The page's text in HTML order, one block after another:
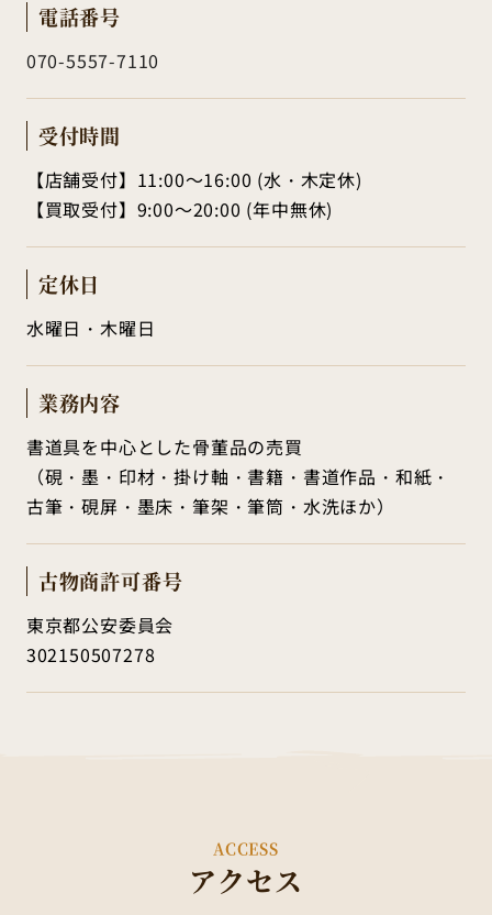
電話番号
070-5557-7110
受付時間
【店舗受付】 11:00～16:00 (水・木定休)
【買取受付】 9:00～20:00 (年中無休)
定休日
水曜日・木曜日
業務内容
書道具を中心とした骨董品の売買
（硯・墨・印材・掛け軸・書籍・書道作品・和紙・
古筆・硯屏・墨床・筆架・筆筒・水洗ほか）
古物商許可番号
東京都公安委員会
302150507278
ACCESS
アクセス